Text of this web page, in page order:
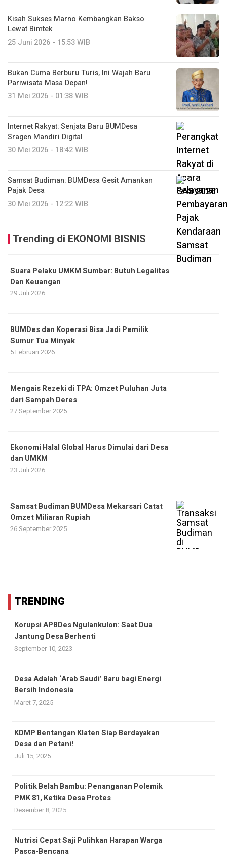
Kisah Sukses Marno Kembangkan Bakso
Lewat Bimtek
25 Juni 2026 - 15:53 WIB
Bukan Cuma Berburu Turis, Ini Wajah Baru
Pariwisata Masa Depan!
31 Mei 2026 - 01:38 WIB
Internet Rakyat: Senjata Baru BUMDesa
Sragen Mandiri Digital
30 Mei 2026 - 18:42 WIB
Samsat Budiman: BUMDesa Gesit Amankan
Pajak Desa
30 Mei 2026 - 12:22 WIB
Trending di EKONOMI BISNIS
Suara Pelaku UMKM Sumbar: Butuh Legalitas
Dan Keuangan
29 Juli 2026
BUMDes dan Koperasi Bisa Jadi Pemilik
Sumur Tua Minyak
5 Februari 2026
Mengais Rezeki di TPA: Omzet Puluhan Juta
dari Sampah Deres
27 September 2025
Ekonomi Halal Global Harus Dimulai dari Desa
dan UMKM
23 Juli 2026
Samsat Budiman BUMDesa Mekarsari Catat
Omzet Miliaran Rupiah
26 September 2025
TRENDING
Korupsi APBDes Ngulankulon: Saat Dua
Jantung Desa Berhenti
September 10, 2023
Desa Adalah ‘Arab Saudi’ Baru bagi Energi
Bersih Indonesia
Maret 7, 2025
KDMP Bentangan Klaten Siap Berdayakan
Desa dan Petani!
Juli 15, 2025
Politik Belah Bambu: Penanganan Polemik
PMK 81, Ketika Desa Protes
Desember 8, 2025
Nutrisi Cepat Saji Pulihkan Harapan Warga
Pasca-Bencana